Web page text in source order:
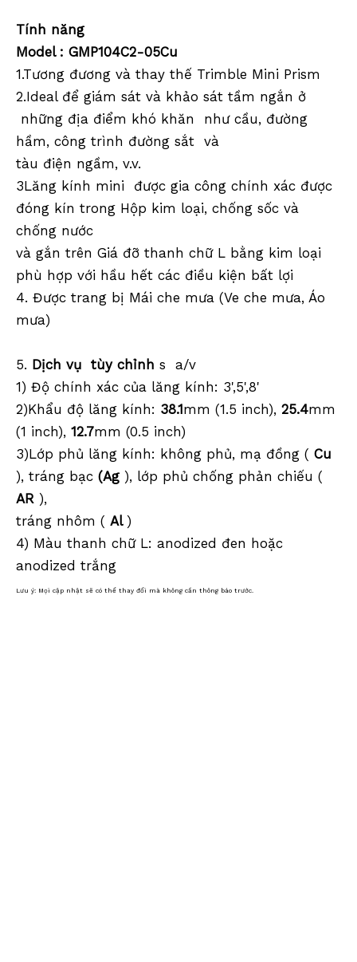
Tính năng
Model : GMP104C2-05Cu
1.Tương đương và thay thế Trimble Mini Prism
2.Ideal để giám sát và khảo sát tầm ngắn ở
những địa điểm khó khăn như cầu, đường
hầm, công trình đường sắt và
tàu điện ngầm, v.v.
3Lăng kính mini được gia công chính xác được
đóng kín trong Hộp kim loại, chống sốc và
chống nước
và gắn trên Giá đỡ thanh chữ L bằng kim loại
phù hợp với hầu hết các điều kiện bất lợi
4. Được trang bị Mái che mưa (Ve che mưa, Áo
mưa)
5. Dịch vụ tùy chỉnh s a/v
1) Độ chính xác của lăng kính: 3',5',8'
2)Khẩu độ lăng kính: 38.1mm (1.5 inch), 25.4mm
(1 inch), 12.7mm (0.5 inch)
3)Lớp phủ lăng kính: không phủ, mạ đồng ( Cu
), tráng bạc (Ag ), lớp phủ chống phản chiếu (
AR ),
tráng nhôm ( Al )
4) Màu thanh chữ L: anodized đen hoặc
anodized trắng
Lưu ý: Mọi cập nhật sẽ có thể thay đổi mà không cần thông báo trước.